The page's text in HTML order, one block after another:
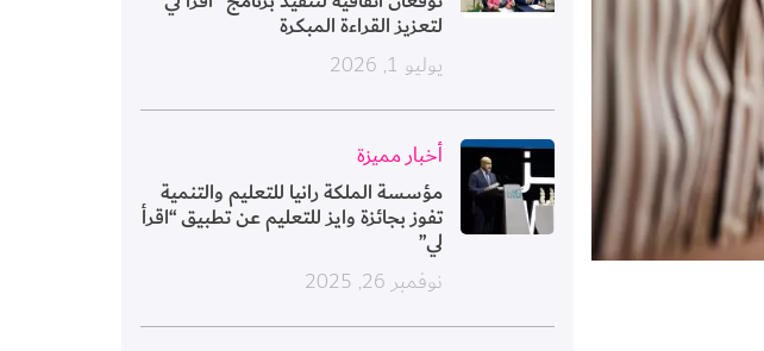
لتعزيز القراءة المبكرة
يوليو 1, 2026
الصورة أخبار مميزة
مؤسسة الملكة رانيا للتعليم والتنمية
تفوز بجائزة وايز للتعليم عن تطبيق “اقرأ
لي”
نوفمبر 26, 2025